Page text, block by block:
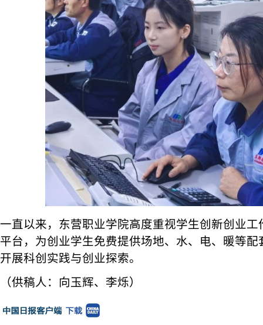
一直以来，东营职业学院高度重视学生创新创业
平台，为创业学生免费提供场地、水、电、暖等
开展科创实践与创业探索。
（供稿人：向玉辉、李烁）